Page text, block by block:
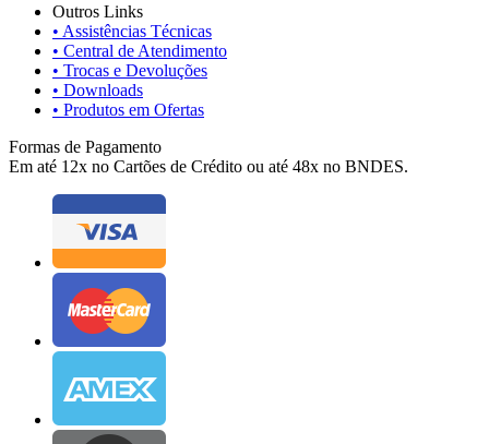
Outros Links
• Assistências Técnicas
• Central de Atendimento
• Trocas e Devoluções
• Downloads
• Produtos em Ofertas
Formas de Pagamento
Em até 12x no Cartões de Crédito ou até 48x no BNDES.